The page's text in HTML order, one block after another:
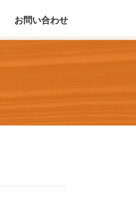
お問い合わせ